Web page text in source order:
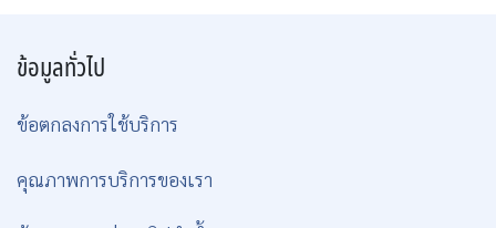
ข้อมูลทั่วไป
ข้อตกลงการใช้บริการ
คุณภาพการบริการของเรา